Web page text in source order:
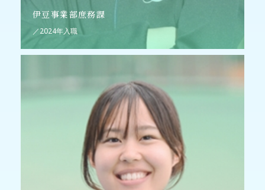
伊豆事業部庶務課
／2024年入職